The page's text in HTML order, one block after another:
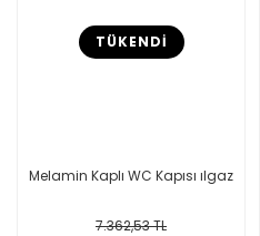
TÜKENDİ
Melamin Kaplı WC Kapısı ılgaz
7.362,53 TL